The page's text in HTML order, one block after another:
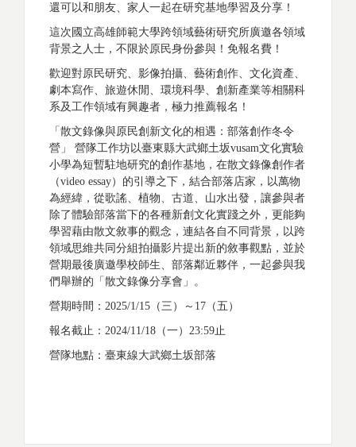
還可以和朋友、家人一起在研究基地學習及分享！
這次國立高雄師範大學跨領域藝術研究所廣邀各領域
背景之人士，不限於原民身份參與！免報名費！
歡迎對原民研究、影像拍攝、藝術創作、文化資產、
劇本寫作、旅遊休閒、環境科學、創新產業等相關科
系及工作領域有興趣者，極力推薦報名！
「散文錄像與原民創新文化的相遇：部落創作冬令
營」 營隊工作坊以臺東縣大武鄉土坂vusam文化實驗
小學為短暫駐地研究的創作基地，在散文錄像創作者
（video essay）的引導之下，結合部落店家，以萬物
為經緯，從歌謠、植物、古道、山水出發，讓參與者
除了體驗部落當下的各種新創文化實踐之外，更能夠
學習藉由散文敘事的觀念，連結各自不同背景，以跨
領域思維共同分組拍攝影片提出新的敘事觀點，並於
營期最後廣邀學校師生、部落鄰近夥伴，一起參與我
們舉辦的「散文錄像分享會」。
營期時間：2025/1/15（三）～17（五）
報名截止：2024/11/18（一）23:59止
營隊地點：臺東線大武鄉土坂部落